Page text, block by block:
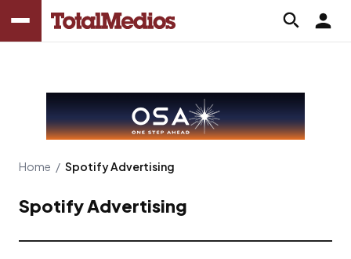
Home / Spotify Advertising
Spotify Advertising